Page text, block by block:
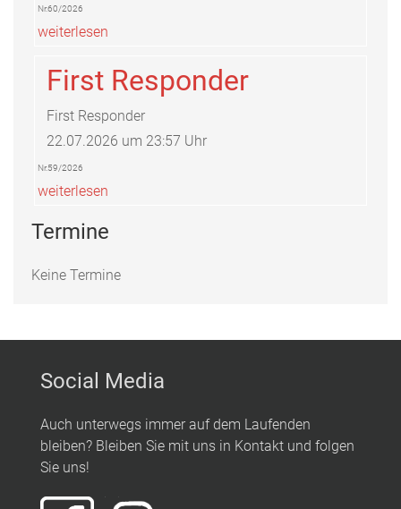
Nr.60/2026
weiterlesen
First Responder
First Responder
22.07.2026 um 23:57 Uhr
Nr.59/2026
weiterlesen
Termine
Keine Termine
Social Media
Auch unterwegs immer auf dem Laufenden
bleiben? Bleiben Sie mit uns in Kontakt und folgen
Sie uns!